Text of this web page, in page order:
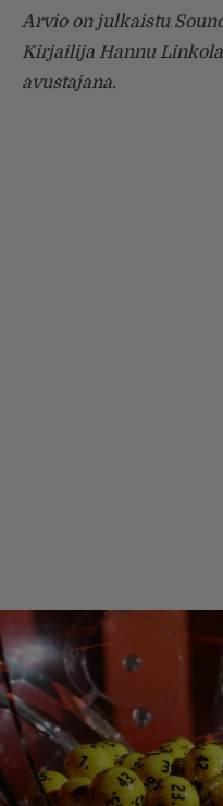
Arvio on julkaistu
Kirjailija Hannu
avustajana.